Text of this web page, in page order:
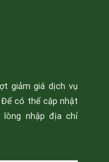
giảm giá dịch vụ
Để có thể cập nhật
lòng nhập địa chỉ